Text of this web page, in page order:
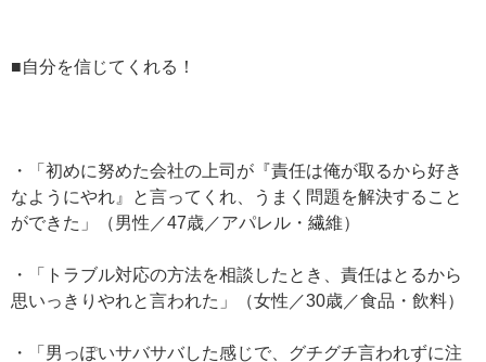
■自分を信じてくれる！
・「初めに努めた会社の上司が『責任は俺が取るから好き
なようにやれ』と言ってくれ、うまく問題を解決すること
ができた」（男性／47歳／アパレル・繊維）
・「トラブル対応の方法を相談したとき、責任はとるから
思いっきりやれと言われた」（女性／30歳／食品・飲料）
・「男っぽいサバサバした感じで、グチグチ言われずに注